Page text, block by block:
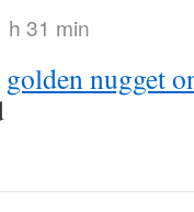
h 31 min
golden nugget